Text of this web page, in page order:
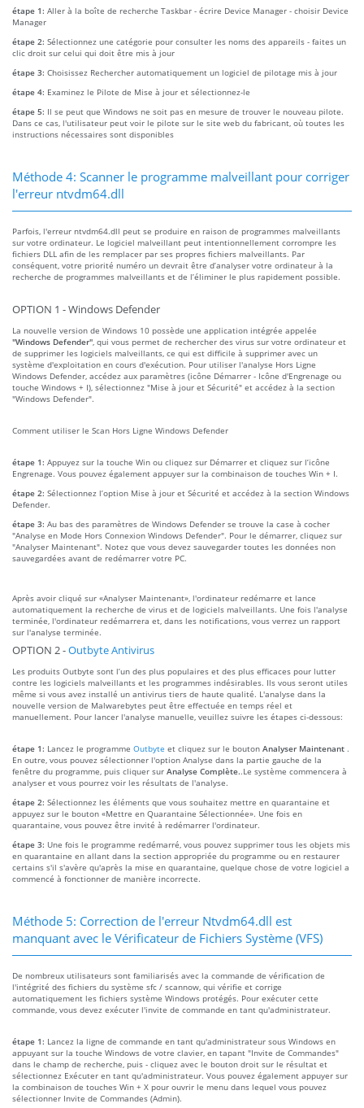
étape 1: Aller à la boîte de recherche Taskbar - écrire Device Manager - choisir Device
Manager
étape 2: Sélectionnez une catégorie pour consulter les noms des appareils - faites un
clic droit sur celui qui doit être mis à jour
étape 3: Choisissez Rechercher automatiquement un logiciel de pilotage mis à jour
étape 4: Examinez le Pilote de Mise à jour et sélectionnez-le
étape 5: Il se peut que Windows ne soit pas en mesure de trouver le nouveau pilote.
Dans ce cas, l'utilisateur peut voir le pilote sur le site web du fabricant, où toutes les
instructions nécessaires sont disponibles
Méthode 4: Scanner le programme malveillant pour corriger
l'erreur ntvdm64.dll
Parfois, l'erreur ntvdm64.dll peut se produire en raison de programmes malveillants
sur votre ordinateur. Le logiciel malveillant peut intentionnellement corrompre les
fichiers DLL afin de les remplacer par ses propres fichiers malveillants. Par
conséquent, votre priorité numéro un devrait être d’analyser votre ordinateur à la
recherche de programmes malveillants et de l’éliminer le plus rapidement possible.
OPTION 1 - Windows Defender
La nouvelle version de Windows 10 possède une application intégrée appelée
"Windows Defender" , qui vous permet de rechercher des virus sur votre ordinateur et
de supprimer les logiciels malveillants, ce qui est difficile à supprimer avec un
système d'exploitation en cours d'exécution. Pour utiliser l'analyse Hors Ligne
Windows Defender, accédez aux paramètres (icône Démarrer - Icône d'Engrenage ou
touche Windows + I), sélectionnez "Mise à jour et Sécurité" et accédez à la section
"Windows Defender".
Comment utiliser le Scan Hors Ligne Windows Defender
étape 1: Appuyez sur la touche Win ou cliquez sur Démarrer et cliquez sur l’icône
Engrenage. Vous pouvez également appuyer sur la combinaison de touches Win + I.
étape 2: Sélectionnez l’option Mise à jour et Sécurité et accédez à la section Windows
Defender.
étape 3: Au bas des paramètres de Windows Defender se trouve la case à cocher
"Analyse en Mode Hors Connexion Windows Defender". Pour le démarrer, cliquez sur
"Analyser Maintenant". Notez que vous devez sauvegarder toutes les données non
sauvegardées avant de redémarrer votre PC.
Après avoir cliqué sur «Analyser Maintenant», l'ordinateur redémarre et lance
automatiquement la recherche de virus et de logiciels malveillants. Une fois l'analyse
terminée, l'ordinateur redémarrera et, dans les notifications, vous verrez un rapport
sur l'analyse terminée.
OPTION 2 -Outbyte Antivirus
Les produits Outbyte sont l’un des plus populaires et des plus efficaces pour lutter
contre les logiciels malveillants et les programmes indésirables. Ils vous seront utiles
même si vous avez installé un antivirus tiers de haute qualité. L'analyse dans la
nouvelle version de Malwarebytes peut être effectuée en temps réel et
manuellement. Pour lancer l'analyse manuelle, veuillez suivre les étapes ci-dessous:
étape 1: Lancez le programme Outbyte et cliquez sur le bouton Analyser Maintenant .
En outre, vous pouvez sélectionner l'option Analyse dans la partie gauche de la
fenêtre du programme, puis cliquer sur Analyse Complète..Le système commencera à
analyser et vous pourrez voir les résultats de l'analyse.
étape 2: Sélectionnez les éléments que vous souhaitez mettre en quarantaine et
appuyez sur le bouton «Mettre en Quarantaine Sélectionnée». Une fois en
quarantaine, vous pouvez être invité à redémarrer l'ordinateur.
étape 3: Une fois le programme redémarré, vous pouvez supprimer tous les objets mis
en quarantaine en allant dans la section appropriée du programme ou en restaurer
certains s'il s'avère qu'après la mise en quarantaine, quelque chose de votre logiciel a
commencé à fonctionner de manière incorrecte.
Méthode 5: Correction de l'erreur Ntvdm64.dll est
manquant avec le Vérificateur de Fichiers Système (VFS)
De nombreux utilisateurs sont familiarisés avec la commande de vérification de
l'intégrité des fichiers du système sfc / scannow, qui vérifie et corrige
automatiquement les fichiers système Windows protégés. Pour exécuter cette
commande, vous devez exécuter l'invite de commande en tant qu'administrateur.
étape 1: Lancez la ligne de commande en tant qu'administrateur sous Windows en
appuyant sur la touche Windows de votre clavier, en tapant "Invite de Commandes"
dans le champ de recherche, puis - cliquez avec le bouton droit sur le résultat et
sélectionnez Exécuter en tant qu'administrateur. Vous pouvez également appuyer sur
la combinaison de touches Win + X pour ouvrir le menu dans lequel vous pouvez
sélectionner Invite de Commandes (Admin).